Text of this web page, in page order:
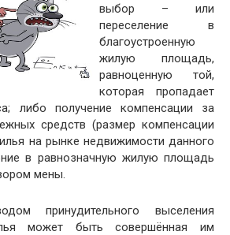
выбор – или
переселение в
благоустроенную
жилую площадь,
равноценную той,
которая пропадает
либо получение компенсации за
средств (размер компенсации
на рынке недвижимости данного
в равнозначную жилую площадь
мены.
принудительного выселения
может быть совершённая им